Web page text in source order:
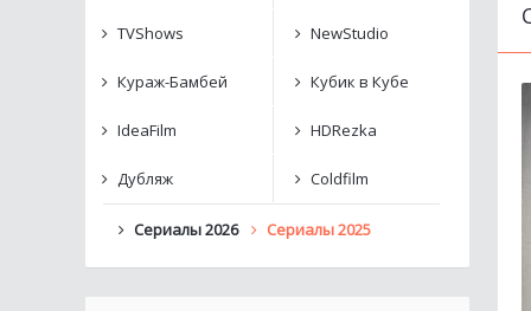
TVShows NewStudio
Кураж-Бамбей Кубик в Кубе
IdeaFilm HDRezka
Дубляж Coldfilm
Сериалы 2026 Сериалы 2025